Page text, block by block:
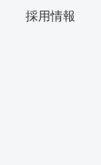
採用情報